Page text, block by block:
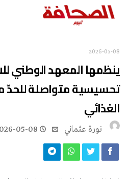
2026-05-08
ينظمها المعهد الوطني
تحسيسية متواصلة للحدّ
الغذائي
نورة‭ ‬عثماني‭ 05-08